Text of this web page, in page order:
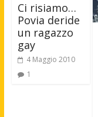
Ci risiamo…
Povia deride
un ragazzo
gay
4 Maggio 2010
1